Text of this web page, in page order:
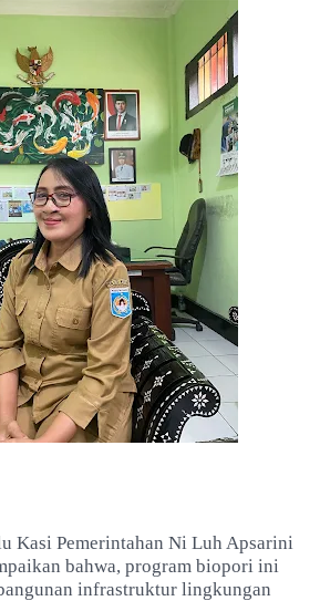
Kasi Pemerintahan Ni Luh Apsarini
bahwa, program biopori ini
infrastruktur lingkungan